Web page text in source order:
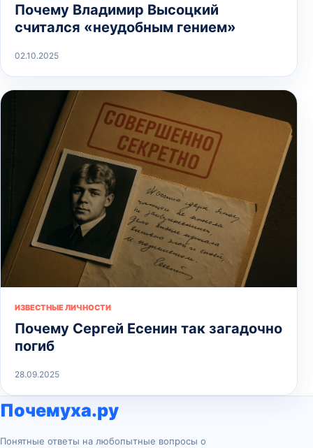
Почему Владимир Высоцкий
считался «неудобным гением»
02.10.2025
ИЗВЕСТНЫЕ ЛИЧНОСТИ
Почему Сергей Есенин так загадочно
погиб
28.09.2025
Почемуха.ру
Понятные ответы на любопытные вопросы о